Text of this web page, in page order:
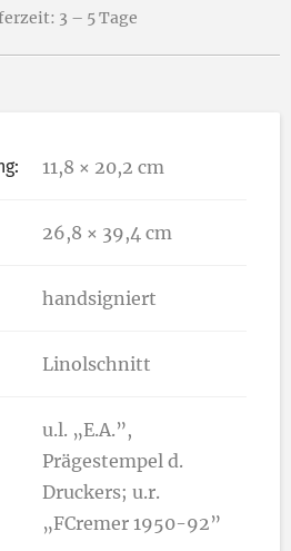
3 – 5 Tage
11,8 × 20,2 cm
26,8 × 39,4 cm
handsigniert
Linolschnitt
u.l. „E.A.”,
Prägestempel d.
Druckers; u.r.
„FCremer 1950-92”